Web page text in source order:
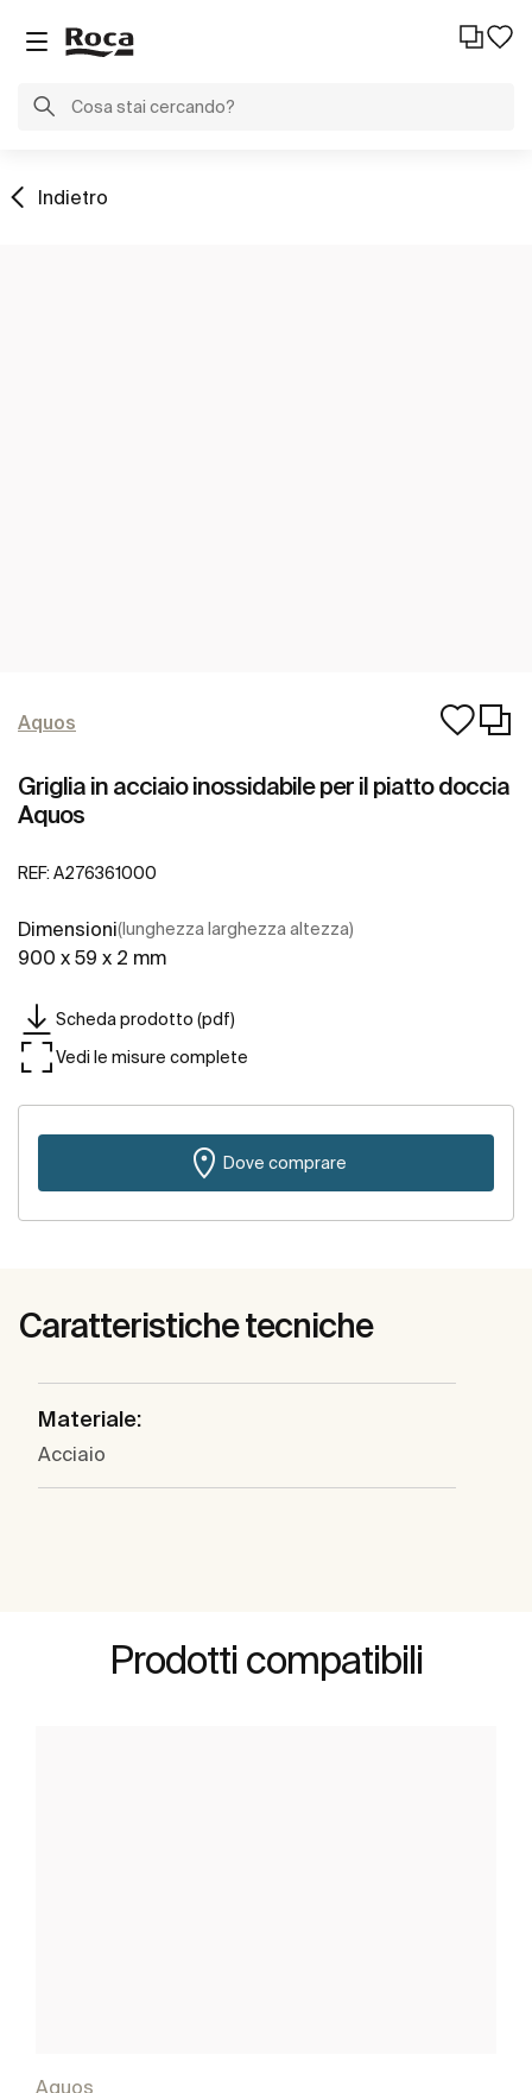
Indietro
Aquos
Griglia in acciaio inossidabile per il piatto doccia
Aquos
REF: A276361000
Dimensioni(lunghezza larghezza altezza)
900 x 59 x 2 mm
Scheda prodotto (pdf)
Vedi le misure complete
Dove comprare
Caratteristiche tecniche
Materiale:
Acciaio
Prodotti compatibili
Aquos